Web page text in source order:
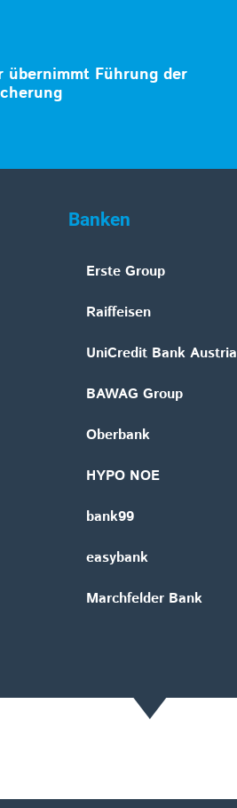
übernimmt Führung der
Banken
Erste Group
Raiffeisen
UniCredit Bank Austria
BAWAG Group
Oberbank
HYPO NOE
bank99
easybank
Marchfelder Bank